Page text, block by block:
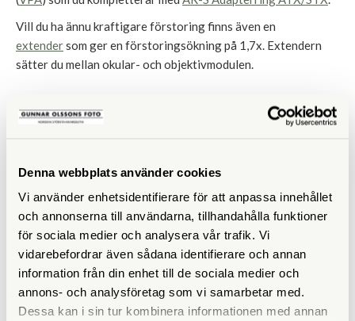
Denna webbplats använder cookies
Vi använder enhetsidentifierare för att anpassa innehållet
och annonserna till användarna, tillhandahålla funktioner
för sociala medier och analysera vår trafik. Vi
vidarebefordrar även sådana identifierare och annan
information från din enhet till de sociala medier och
annons- och analysföretag som vi samarbetar med.
Dessa kan i sin tur kombinera informationen med annan
Vill du ha ännu kraftigare förstoring finns även en
extendersom ger en förstoringsökning på 1,7x. Extendern
sätter du mellan okular- och objektivmodulen.
Swarovski Swarovski